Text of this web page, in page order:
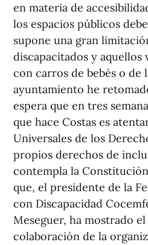
en materia de
los espacios públicos
supone una gran
discapacitados y aquellos
con carros de bebés o de
ayuntamiento he
espera que en tres
que hace Costas es
Universales de los
propios derechos de
contempla la Constitución
que, el presidente de la
con Discapacidad
Meseguer, ha mostrado
colaboración de la